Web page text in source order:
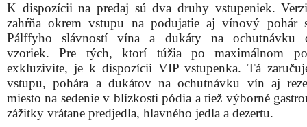
K dispozícii na predaj sú dva druhy vstupeniek.
zahŕňa okrem vstupu na podujatie aj vínový pohár
Pálffyho slávností vína a dukáty na ochutnávku
vzoriek. Pre tých, ktorí túžia po maximálnom
exkluzivite, je k dispozícii VIP vstupenka. Tá
vstupu, pohára a dukátov na ochutnávku vín aj
miesto na sedenie v blízkosti pódia a tiež výborné
zážitky vrátane predjedla, hlavného jedla a dezertu.